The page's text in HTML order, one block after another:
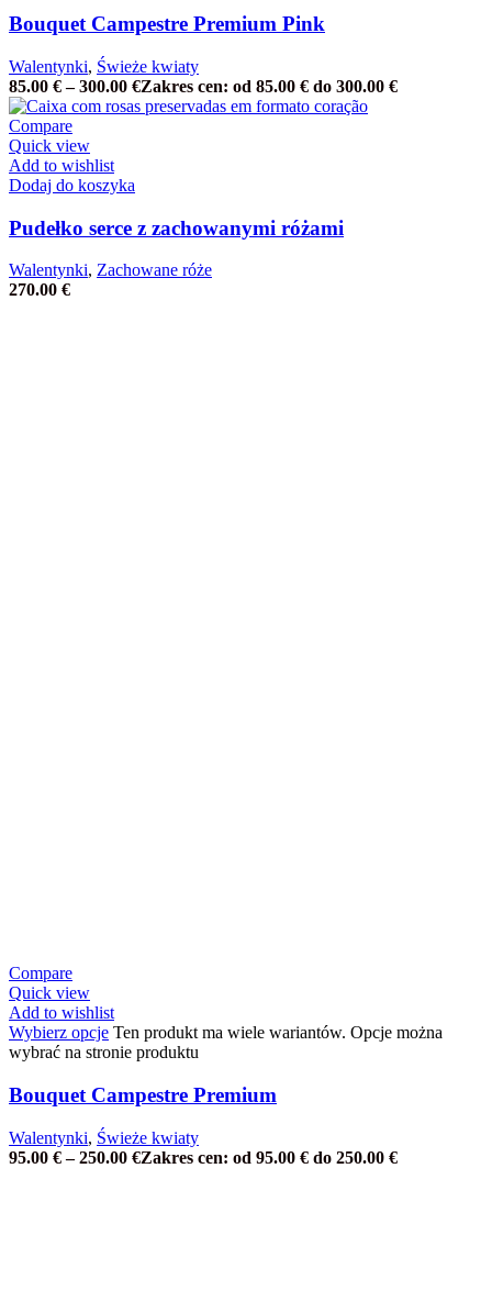
Bouquet Campestre Premium Pink
Walentynki, Świeże kwiaty
85.00 € – 300.00 €Zakres cen: od 85.00 € do 300.00 €
Compare
Quick view
Add to wishlist
Dodaj do koszyka
Pudełko serce z zachowanymi różami
Walentynki, Zachowane róże
270.00 €
Compare
Quick view
Add to wishlist
Wybierz opcje Ten produkt ma wiele wariantów. Opcje można
wybrać na stronie produktu
Bouquet Campestre Premium
Walentynki, Świeże kwiaty
95.00 € – 250.00 €Zakres cen: od 95.00 € do 250.00 €